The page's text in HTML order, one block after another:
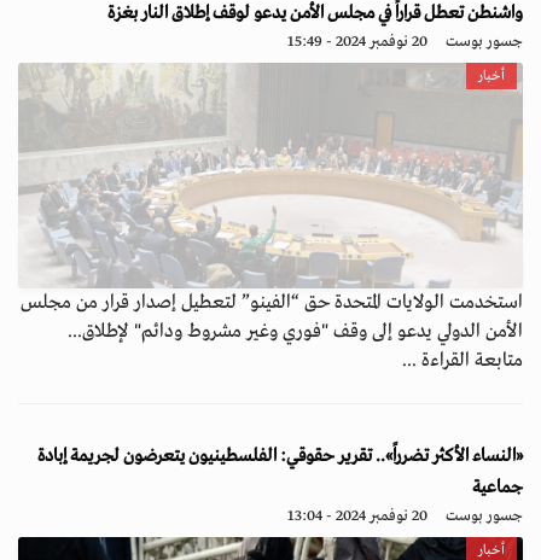
واشنطن تعطل قراراً في مجلس الأمن يدعو لوقف إطلاق النار بغزة
جسور بوست 20 نوفمبر 2024 - 15:49
أخبار
استخدمت الولايات المتحدة حق “الفينو” لتعطيل إصدار قرار من مجلس
الأمن الدولي يدعو إلى وقف "فوري وغير مشروط ودائم" لإطلاق...
متابعة القراءة ...
«النساء الأكثر تضرراً».. تقرير حقوقي: الفلسطينيون يتعرضون لجريمة إبادة
جماعية
جسور بوست 20 نوفمبر 2024 - 13:04
أخبار